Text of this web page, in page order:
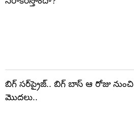
బిగ్ సర్‌ప్రైజ్‌.. బిగ్ బాస్‌ ఆ రోజు నుంచి
మొదలు..